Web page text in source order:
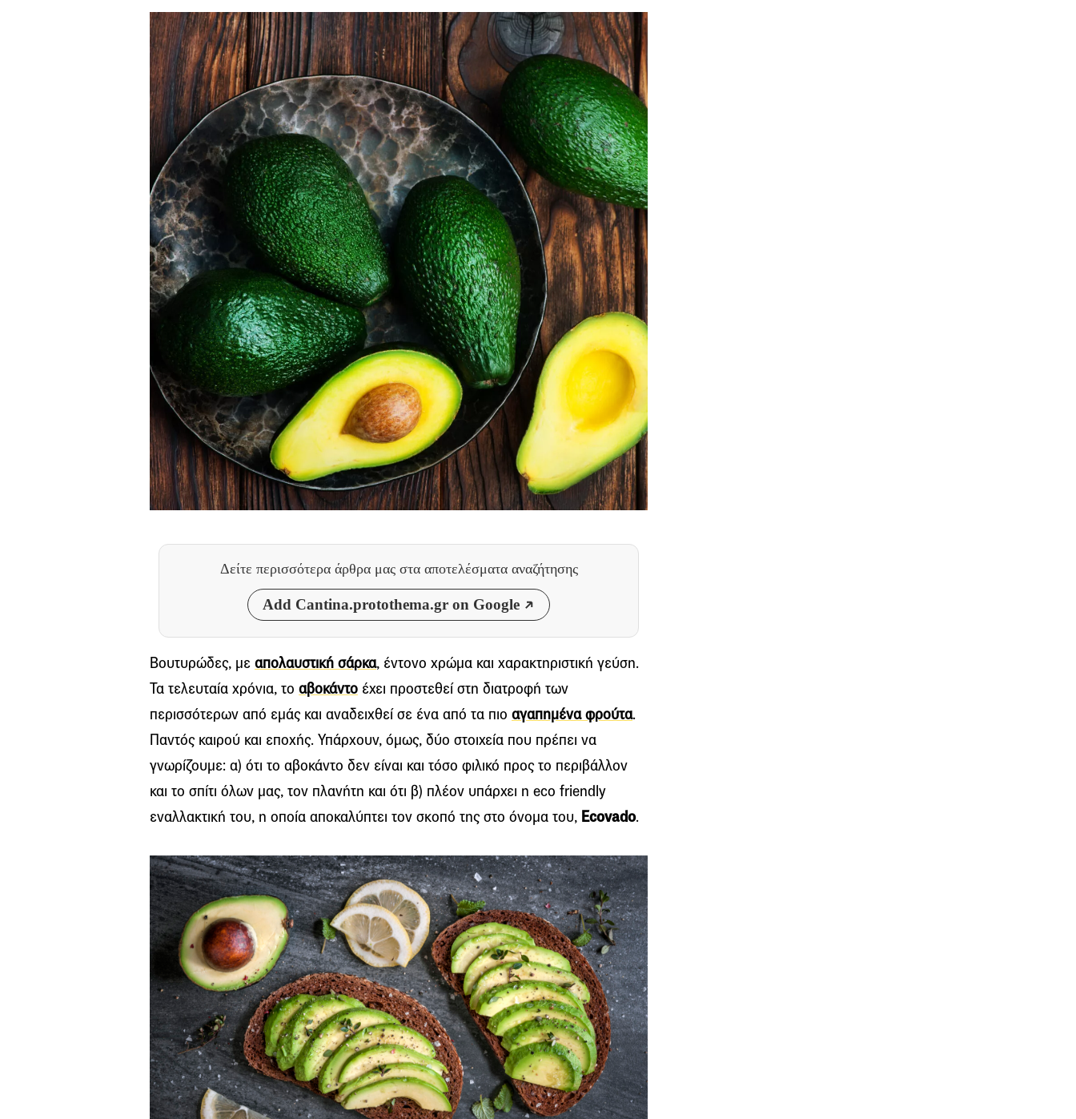
Δείτε περισσότερα άρθρα μας στα αποτελέσματα αναζήτησης
Add Cantina.protothema.gr on Google
Βουτυρώδες, με απολαυστική σάρκα, έντονο χρώμα και χαρακτηριστική γεύση.
Τα τελευταία χρόνια, το αβοκάντο έχει προστεθεί στη διατροφή των
περισσότερων από εμάς και αναδειχθεί σε ένα από τα πιο αγαπημένα φρούτα.
Παντός καιρού και εποχής. Υπάρχουν, όμως, δύο στοιχεία που πρέπει να
γνωρίζουμε: α) ότι το αβοκάντο δεν είναι και τόσο φιλικό προς το περιβάλλον
και το σπίτι όλων μας, τον πλανήτη και ότι β) πλέον υπάρχει η eco friendly
εναλλακτική του, η οποία αποκαλύπτει τον σκοπό της στο όνομα του, Ecovado.